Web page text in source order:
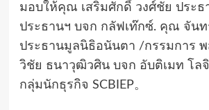
มอบให้คุณ เสริมศักดิ์ วงศ์ชัย ประ
ประธานฯ บจก กลัฟเท๊กซ์. คุณ จัน
ประธานมูลนิธิอนันตา /กรรมการ
วิชัย ธนาวุฒิวศิน บจก อับติเมท โล
กลุ่มนักธุรกิจ SCBIEP。